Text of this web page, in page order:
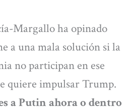
Margallo ha opinado
a una mala solución si la
no participan en ese
quiere impulsar Trump.
a Putin ahora o dentro